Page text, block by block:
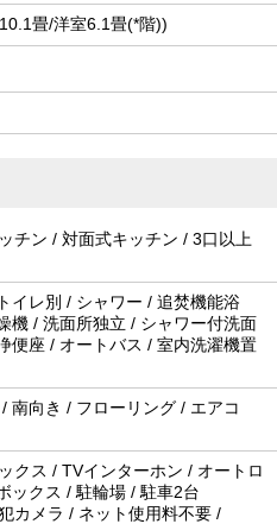
畳/洋室6.1畳(*階))
チン / 対面式キッチン / 3口以上
イレ別 / シャワー / 追焚機能浴
機 / 洗面所独立 / シャワー付洗面
便座 / オートバス / 室内洗濯機置
南向き / フローリング / エアコ
クス / TVインターホン / オートロ
ックス / 駐輪場 / 駐車2台
カメラ / ネット使用料不要 /